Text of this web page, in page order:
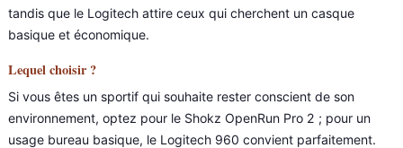
tandis que le Logitech attire ceux qui cherchent un casque
basique et économique.
Lequel choisir ?
Si vous êtes un sportif qui souhaite rester conscient de son
environnement, optez pour le Shokz OpenRun Pro 2 ; pour un
usage bureau basique, le Logitech 960 convient parfaitement.